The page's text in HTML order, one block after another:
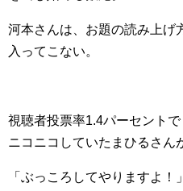
河本さんは、お題の読み上げ
入ってこない。
視聴者投票率1.4パーセント
ニコニコしていたまひるさん
「ぶっころしてやりますよ！」